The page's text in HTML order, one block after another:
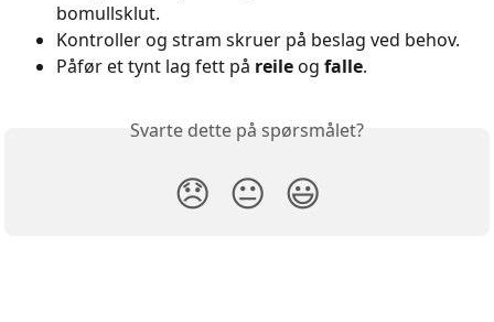
bomullsklut.
Kontroller og stram skruer på beslag ved behov.
Påfør et tynt lag fett på reile og falle.
Svarte dette på spørsmålet?
😞 😐 😃